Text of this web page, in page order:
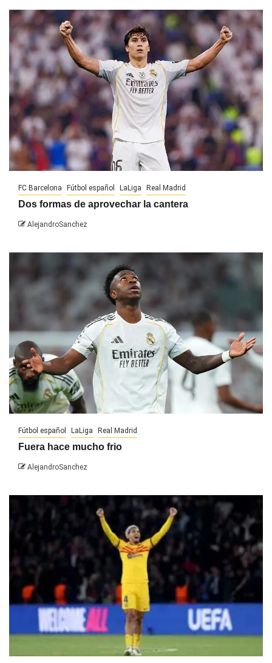
FC Barcelona Fútbol español LaLiga Real Madrid
Dos formas de aprovechar la cantera
AlejandroSanchez
Fútbol español LaLiga Real Madrid
Fuera hace mucho frio
AlejandroSanchez